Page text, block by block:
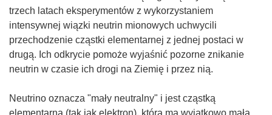
trzech latach eksperymentów z wykorzystaniem
intensywnej wiązki neutrin mionowych uchwycili
przechodzenie cząstki elementarnej z jednej postaci w
drugą. Ich odkrycie pomoże wyjaśnić pozorne znikanie
neutrin w czasie ich drogi na Ziemię i przez nią.
Neutrino oznacza "mały neutralny" i jest cząstką
elementarną (tak jak elektron), która ma wyjątkowo małą